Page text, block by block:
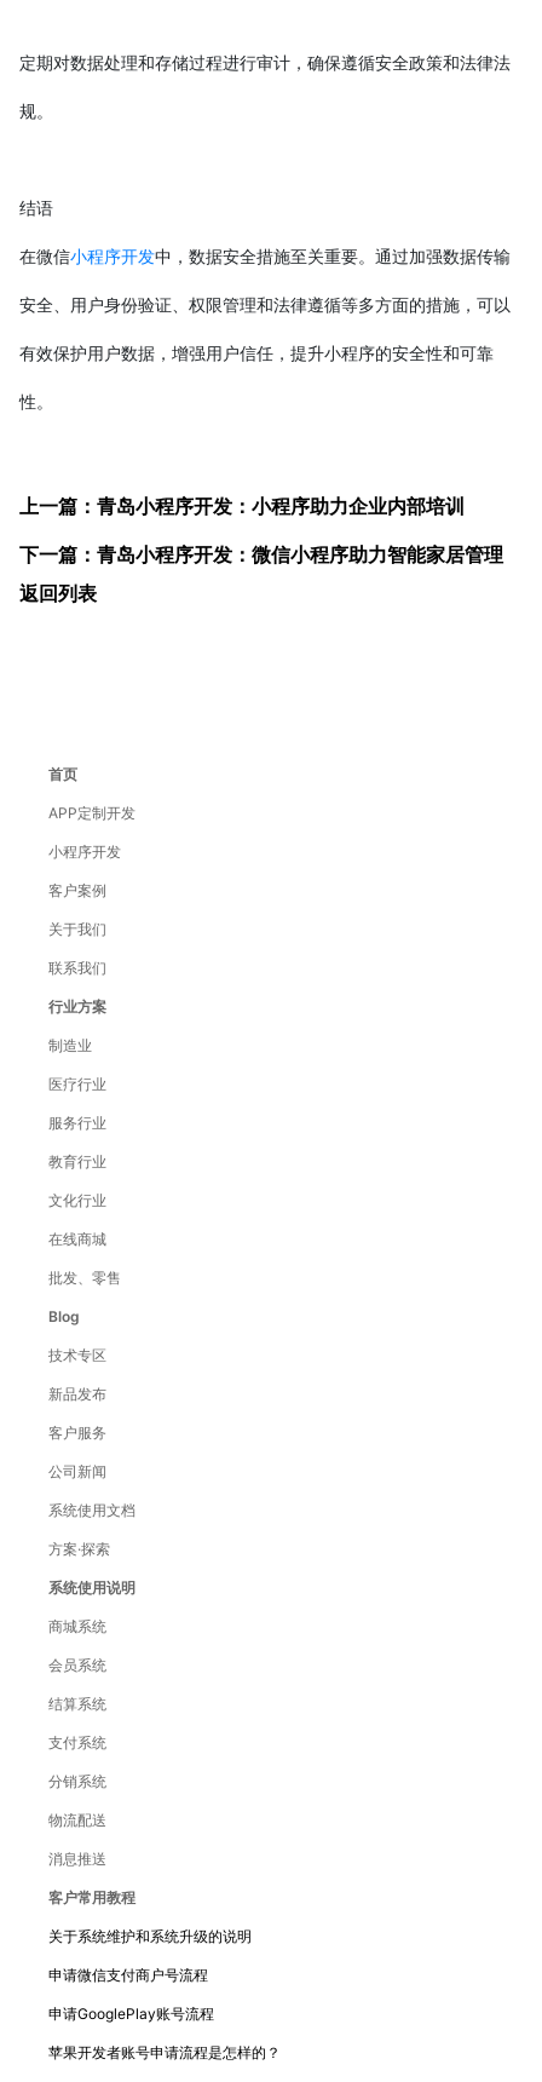
定期对数据处理和存储过程进行审计，确保遵循安全政策和法律法
规。
结语
在微信小程序开发中，数据安全措施至关重要。通过加强数据传输
安全、用户身份验证、权限管理和法律遵循等多方面的措施，可以
有效保护用户数据，增强用户信任，提升小程序的安全性和可靠
性。
上一篇：青岛小程序开发：小程序助力企业内部培训
下一篇：青岛小程序开发：微信小程序助力智能家居管理
返回列表
首页
APP定制开发
小程序开发
客户案例
关于我们
联系我们
行业方案
制造业
医疗行业
服务行业
教育行业
文化行业
在线商城
批发、零售
Blog
技术专区
新品发布
客户服务
公司新闻
系统使用文档
方案·探索
系统使用说明
商城系统
会员系统
结算系统
支付系统
分销系统
物流配送
消息推送
客户常用教程
关于系统维护和系统升级的说明
申请微信支付商户号流程
申请GooglePlay账号流程
苹果开发者账号申请流程是怎样的？